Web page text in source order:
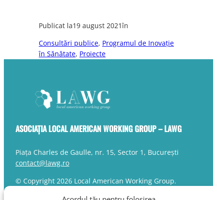
Publicat la19 august 2021în
Consultări publice, Programul de Inovație
în Sănătate, Proiecte
ASOCIAȚIA LOCAL AMERICAN WORKING GROUP – LAWG
Piața Charles de Gaulle, nr. 15, Sector 1, București
contact@lawg.ro
© Copyright 2026 Local American Working Group.